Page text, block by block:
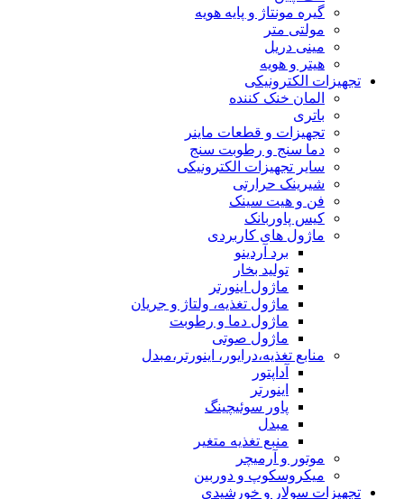
گیره مونتاژ و پایه هویه
مولتی متر
مینی دریل
هیتر و هویه
تجهیزات الکترونیکی
المان خنک کننده
باتری
تجهیزات و قطعات ماینر
دما سنج و رطوبت سنج
سایر تجهیزات الکترونیکی
شیرینک حرارتی
فن و هیت سینک
کیس پاوربانک
ماژول های کاربردی
برد آردینو
تولید بخار
ماژول اینورتر
ماژول تغذیه، ولتاژ و جریان
ماژول دما و رطوبت
ماژول صوتی
منابع تغذیه،درایور، اینورتر،مبدل
آداپتور
اینورتر
پاور سوئیچینگ
مبدل
منبع تغذیه متغیر
موتور و آرمیچر
میکروسکوپ و دوربین
تجهیزات سولار و خورشیدی